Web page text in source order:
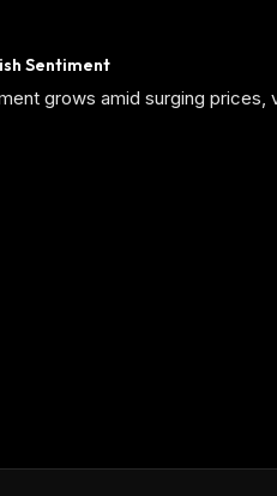
Sentiment
grows amid surging prices,